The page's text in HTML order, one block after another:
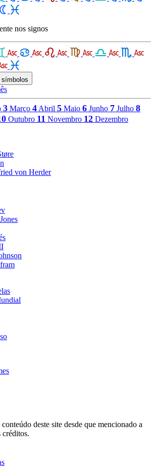
nos signos
símbolos
3 Março 4Abril 5 Maio 6 Junho 7 Julho 8
Outubro 11 Novembro 12 Dezembro
von Herder
deste site desde que mencionado a
créditos.